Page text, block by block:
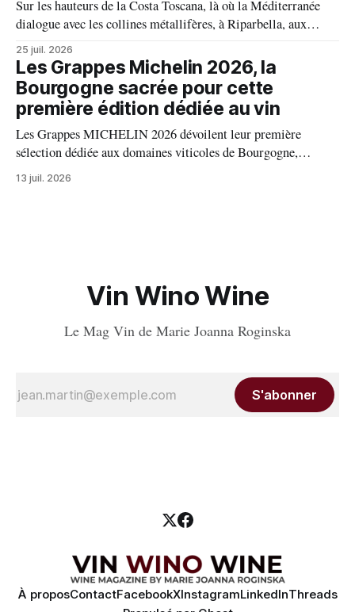
Sur les hauteurs de la Costa Toscana, là où la Méditerranée
dialogue avec les collines métallifères, à Riparbella, aux
portes de Bolgheri, Caiarossa cultive une autre idée du grand
vin, celle d'un équilibre vivant entre la terre, les cépages et le
temps.
25 juil. 2026
Les Grappes Michelin 2026, la
Bourgogne sacrée pour cette
première édition dédiée au vin
Les Grappes MICHELIN 2026 dévoilent leur première
sélection dédiée aux domaines viticoles de Bourgogne,
distinguant 94 propriétés pour l’excellence de leurs vins. Au
palmarès : 9 domaines reçoivent trois grappes, 20 deux
13 juil. 2026
Vin Wino Wine
Le Mag Vin de Marie Joanna Roginska
S'abonner
À proposContactFacebookXInstagramLinkedInThreads